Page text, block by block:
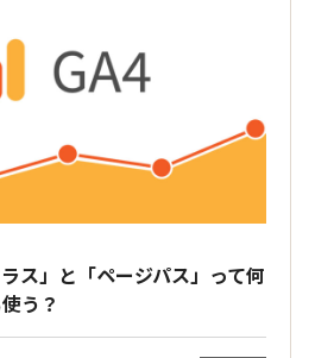
ラス」と「ページパス」って何
う？